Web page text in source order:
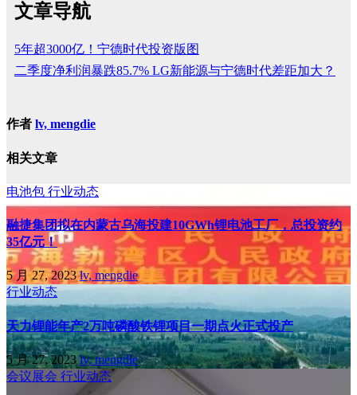
文章导航
5年超3000亿！宁德时代投资版图
二季度净利润暴跌85.7% LG新能源与宁德时代差距加大？
作者 lv, mengdie
相关文章
电池包 行业动态
融捷集团拟在内蒙古乌海投建10GWh锂电池工厂，总投资约
35亿元！
5 月 27, 2023lv, mengdie
行业动态
天力锂能年产2万吨磷酸铁锂项目一期点火正式投产
5 月 27, 2023lv, mengdie
会议展会 行业动态